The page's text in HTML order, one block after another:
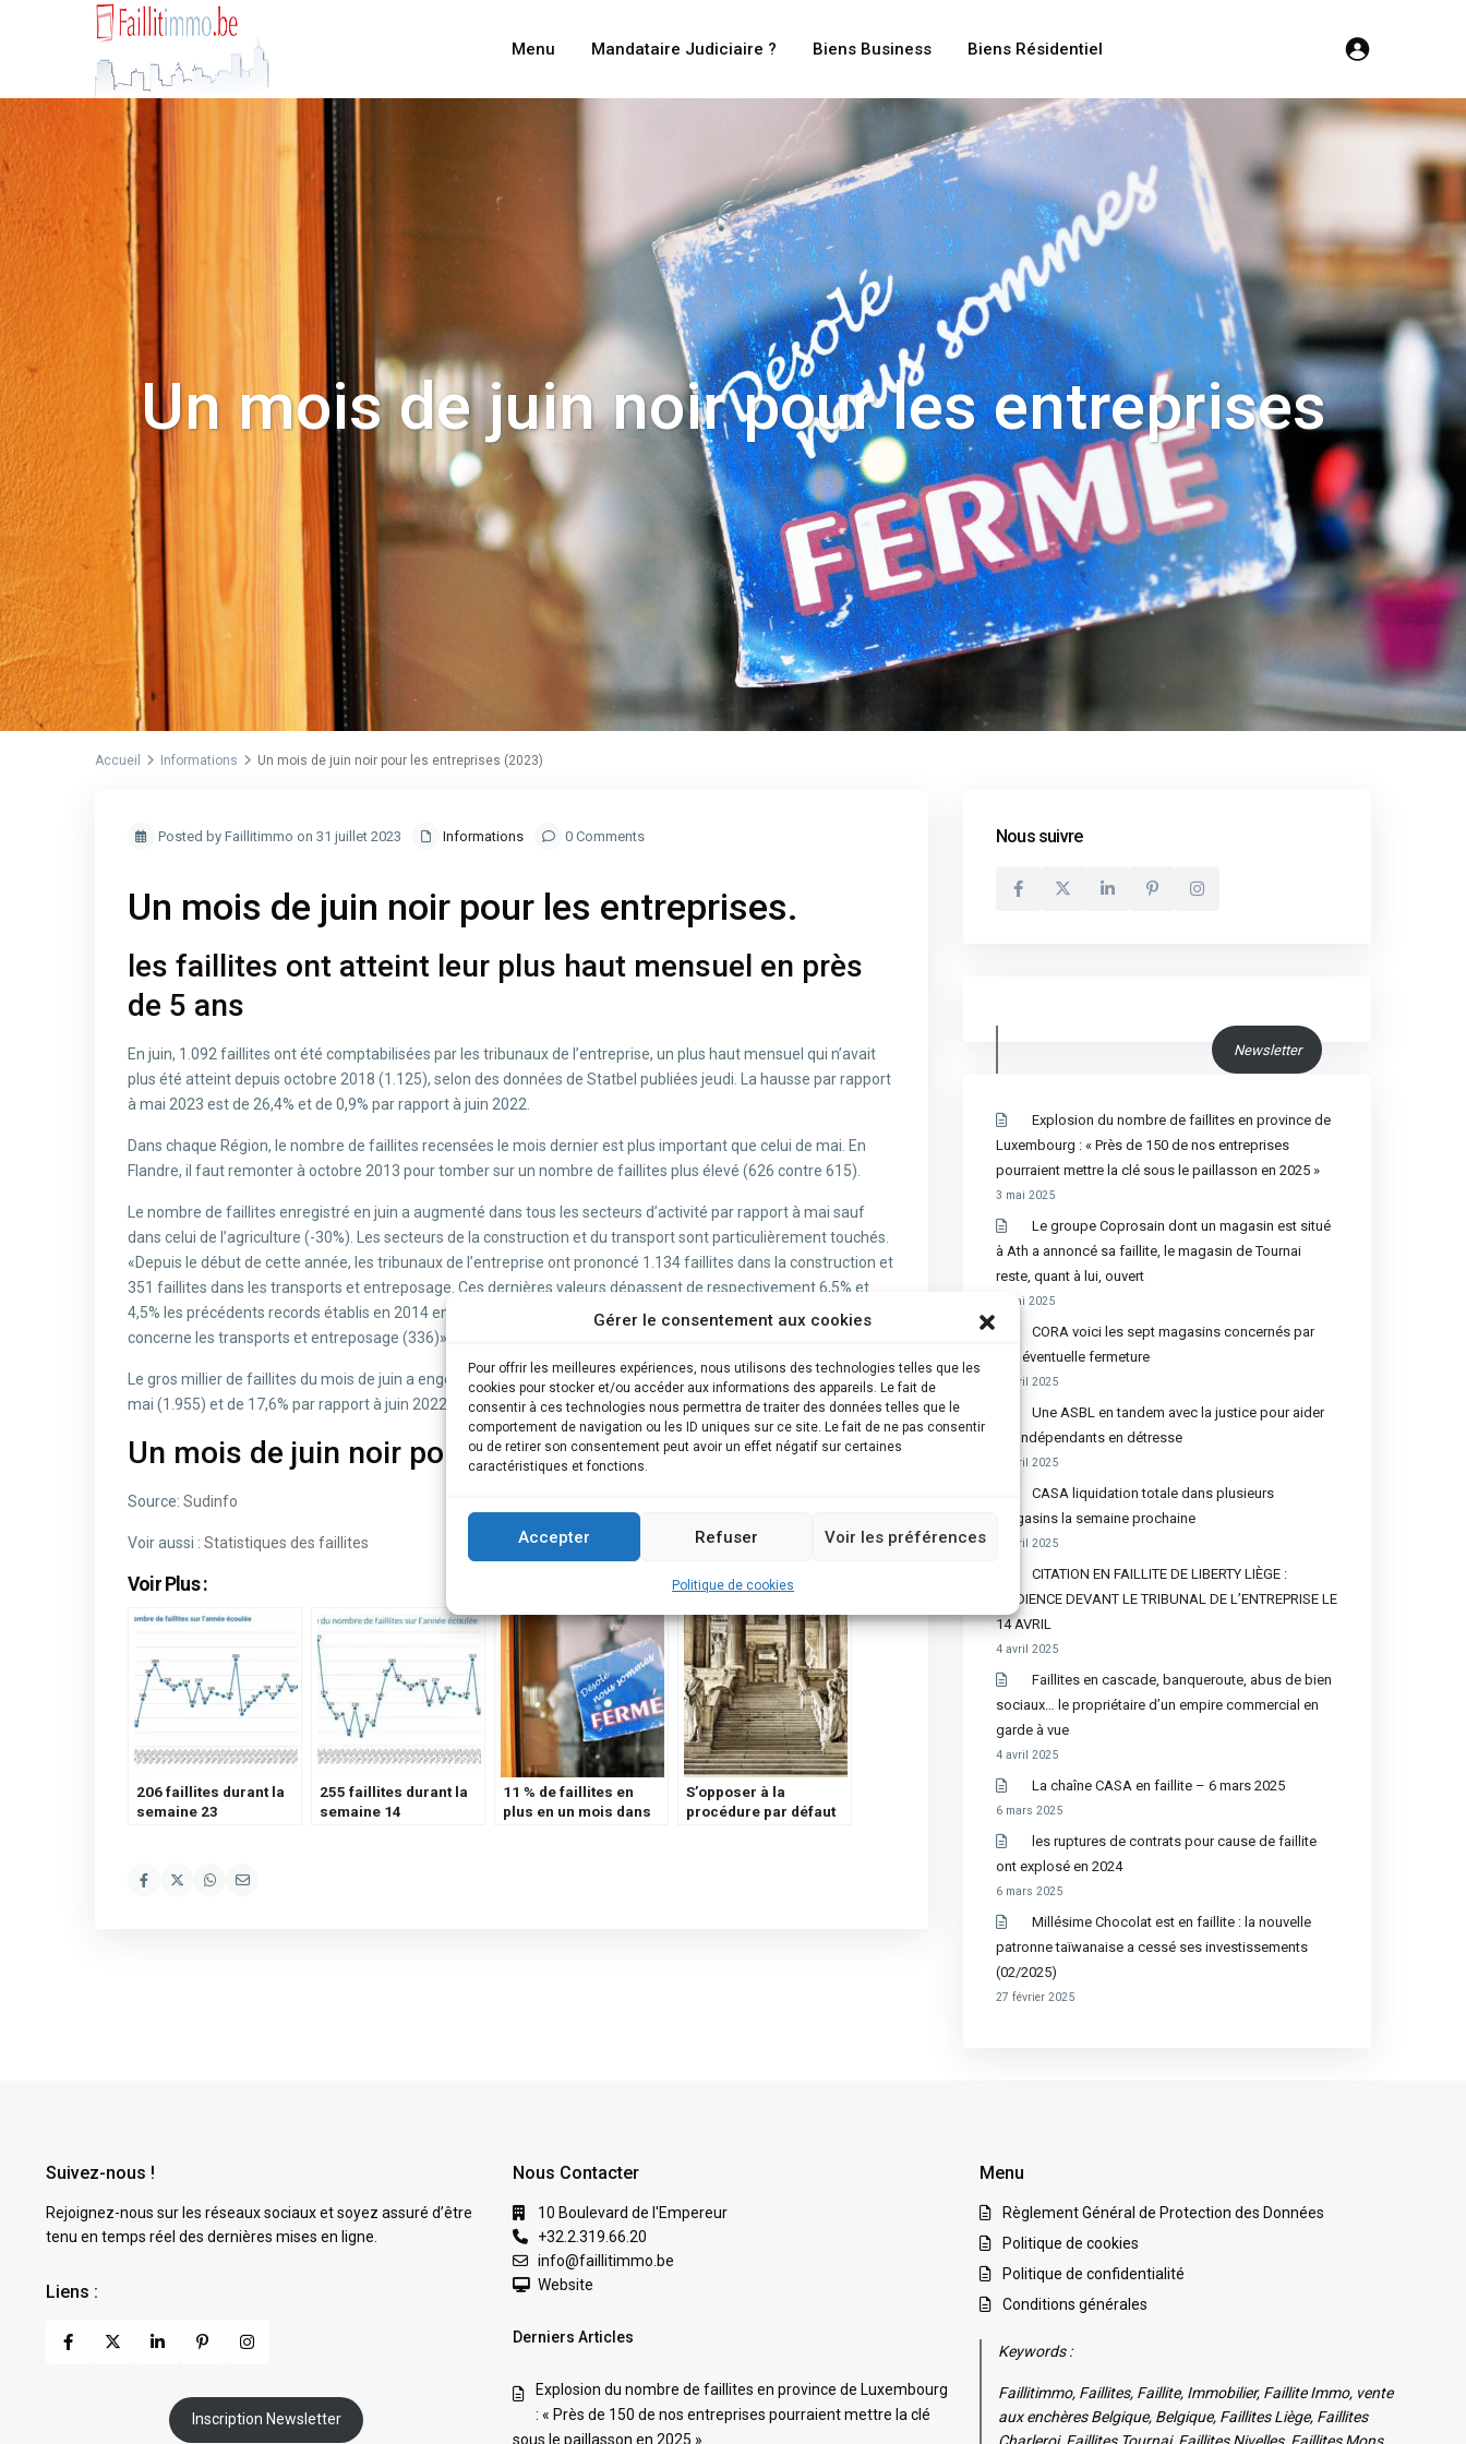
Gérer le consentement aux cookies
Pour offrir les meilleures expériences, nous utilisons des technologies telles que les
cookies pour stocker et/ou accéder aux informations des appareils. Le fait de
consentir à ces technologies nous permettra de traiter des données telles que le
comportement de navigation ou les ID uniques sur ce site. Le fait de ne pas consentir
ou de retirer son consentement peut avoir un effet négatif sur certaines
caractéristiques et fonctions.
Accepter Refuser Voir les préférences
Politique de cookies
Menu Mandataire Judiciaire ? Biens Business Biens Résidentiel
Un mois de juin noir pour les entreprises
Accueil Informations Un mois de juin noir pour les entreprises (2023)
Posted by Faillitimmo on 31 juillet 2023 Informations 0 Comments
Un mois de juin noir pour les entreprises.
les faillites ont atteint leur plus haut mensuel en près
de 5 ans
En juin, 1.092 faillites ont été comptabilisées par les tribunaux de l’entreprise, un plus haut mensuel qui n’avait
plus été atteint depuis octobre 2018 (1.125), selon des données de Statbel publiées jeudi. La hausse par rapport
à mai 2023 est de 26,4% et de 0,9% par rapport à juin 2022.
Dans chaque Région, le nombre de faillites recensées le mois dernier est plus important que celui de mai. En
Flandre, il faut remonter à octobre 2013 pour tomber sur un nombre de faillites plus élevé (626 contre 615).
Le nombre de faillites enregistré en juin a augmenté dans tous les secteurs d’activité par rapport à mai sauf
dans celui de l’agriculture (-30%). Les secteurs de la construction et du transport sont particulièrement touchés.
«Depuis le début de cette année, les tribunaux de l’entreprise ont prononcé 1.134 faillites dans la construction et
351 faillites dans les transports et entreposage. Ces dernières valeurs dépassent de respectivement 6,5% et
4,5% les précédents records établis en 2014 en ce qui concerne la construction (1.065) et en 2022 en ce qui
concerne les transports et entreposage (336)», constate Statbel.
Le gros millier de faillites du mois de juin a engendré 2.726 pertes d’emploi, en hausse de 39,4% par rapport à
mai (1.955) et de 17,6% par rapport à juin 2022.
Un mois de juin noir pour les entreprises.
Source: Sudinfo
Voir aussi : Statistiques des faillites
Voir Plus :
206 faillites durant la
semaine 23
255 faillites durant la
semaine 14
11 % de faillites en
plus en un mois dans
S’opposer à la
procédure par défaut
Nous suivre
Newsletter
Explosion du nombre de faillites en province de
Luxembourg : « Près de 150 de nos entreprises
pourraient mettre la clé sous le paillasson en 2025 »
3 mai 2025
Le groupe Coprosain dont un magasin est situé
à Ath a annoncé sa faillite, le magasin de Tournai
reste, quant à lui, ouvert
2 mai 2025
CORA voici les sept magasins concernés par
une éventuelle fermeture
9 avril 2025
Une ASBL en tandem avec la justice pour aider
les indépendants en détresse
9 avril 2025
CASA liquidation totale dans plusieurs
magasins la semaine prochaine
8 avril 2025
CITATION EN FAILLITE DE LIBERTY LIÈGE :
AUDIENCE DEVANT LE TRIBUNAL DE L’ENTREPRISE LE
14 AVRIL
4 avril 2025
Faillites en cascade, banqueroute, abus de bien
sociaux… le propriétaire d’un empire commercial en
garde à vue
4 avril 2025
La chaîne CASA en faillite – 6 mars 2025
6 mars 2025
les ruptures de contrats pour cause de faillite
ont explosé en 2024
6 mars 2025
Millésime Chocolat est en faillite : la nouvelle
patronne taïwanaise a cessé ses investissements
(02/2025)
27 février 2025
Suivez-nous !
Rejoignez-nous sur les réseaux sociaux et soyez assuré d’être
tenu en temps réel des dernières mises en ligne.
Liens :
Inscription Newsletter
Nous Contacter
10 Boulevard de l'Empereur
+32.2.319.66.20
info@faillitimmo.be
Website
Derniers Articles
Explosion du nombre de faillites en province de Luxembourg
: « Près de 150 de nos entreprises pourraient mettre la clé
sous le paillasson en 2025 »
Menu
Règlement Général de Protection des Données
Politique de cookies
Politique de confidentialité
Conditions générales
Keywords :
Faillitimmo, Faillites, Faillite, Immobilier, Faillite Immo, vente
aux enchères Belgique, Belgique, Faillites Liège, Faillites